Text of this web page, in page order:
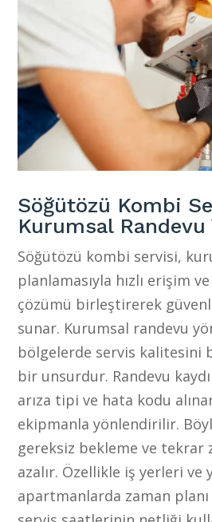
Söğütözü Kombi
Kurumsal
Söğütözü kombi servisi,
planlamasıyla hızlı erişim
çözümü birleştirerek
sunar. Kurumsal randevu
bölgelerde servis kalitesini
bir unsurdur. Randevu
arıza tipi ve hata kodu
ekipmanla yönlendirilir.
gereksiz bekleme ve
azalır. Özellikle iş yerleri ve
apartmanlarda zaman